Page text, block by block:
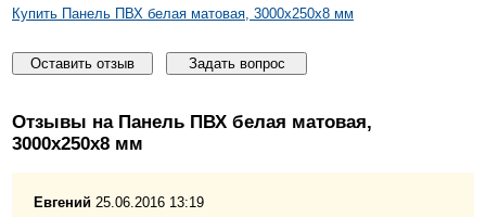
Купить Панель ПВХ белая матовая, 3000x250x8 мм
Оставить отзыв Задать вопрос
Отзывы на Панель ПВХ белая матовая,
3000x250x8 мм
Евгений 25.06.2016 13:19